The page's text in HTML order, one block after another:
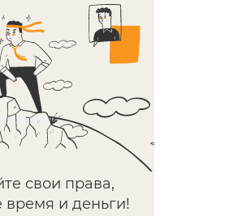
свои права,
время и деньги!
Оставить заявку
для подачи
Более 530 истцов выступили
Дело получило большой
Суд поддержал
изменения границ
комитет по
краю начал проверку законности